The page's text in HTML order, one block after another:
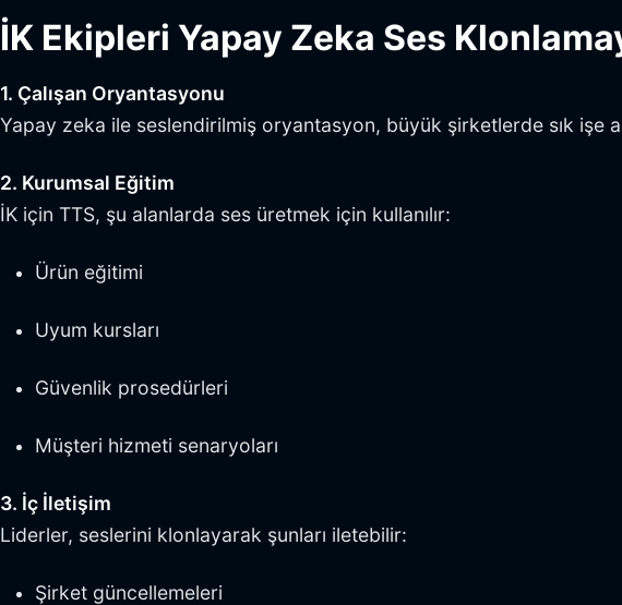
İK Ekipleri Yapay Zeka Ses
1. Çalışan Oryantasyonu
Yapay zeka ile seslendirilmiş oryantasyon, büyük şirketlerde sık işe
2. Kurumsal Eğitim
İK için TTS, şu alanlarda ses üretmek için kullanılır:
Ürün eğitimi
Uyum kursları
Güvenlik prosedürleri
Müşteri hizmeti senaryoları
3. İç İletişim
Liderler, seslerini klonlayarak şunları iletebilir:
Şirket güncellemeleri